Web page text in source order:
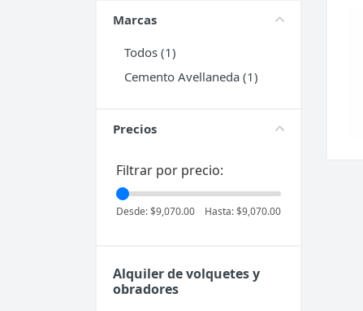
Hierros y Mallas
Baños
Cocina
Tanques de Agua
Marcas
Todos (1)
Cemento Avellaneda (1)
Precios
Filtrar por precio:
Desde:$9,070.00 Hasta:$9,070.00
Alquiler de volquetes y
obradores